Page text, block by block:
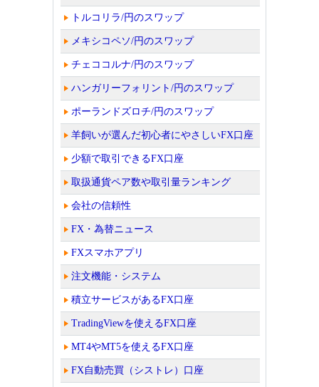
トルコリラ/円のスワップ
メキシコペソ/円のスワップ
チェココルナ/円のスワップ
ハンガリーフォリント/円のスワップ
ポーランドズロチ/円のスワップ
羊飼いが選んだ初心者にやさしいFX口座
少額で取引できるFX口座
取扱通貨ペア数や取引量ランキング
会社の信頼性
FX・為替ニュース
FXスマホアプリ
注文機能・システム
積立サービスがあるFX口座
TradingViewを使えるFX口座
MT4やMT5を使えるFX口座
FX自動売買（シストレ）口座